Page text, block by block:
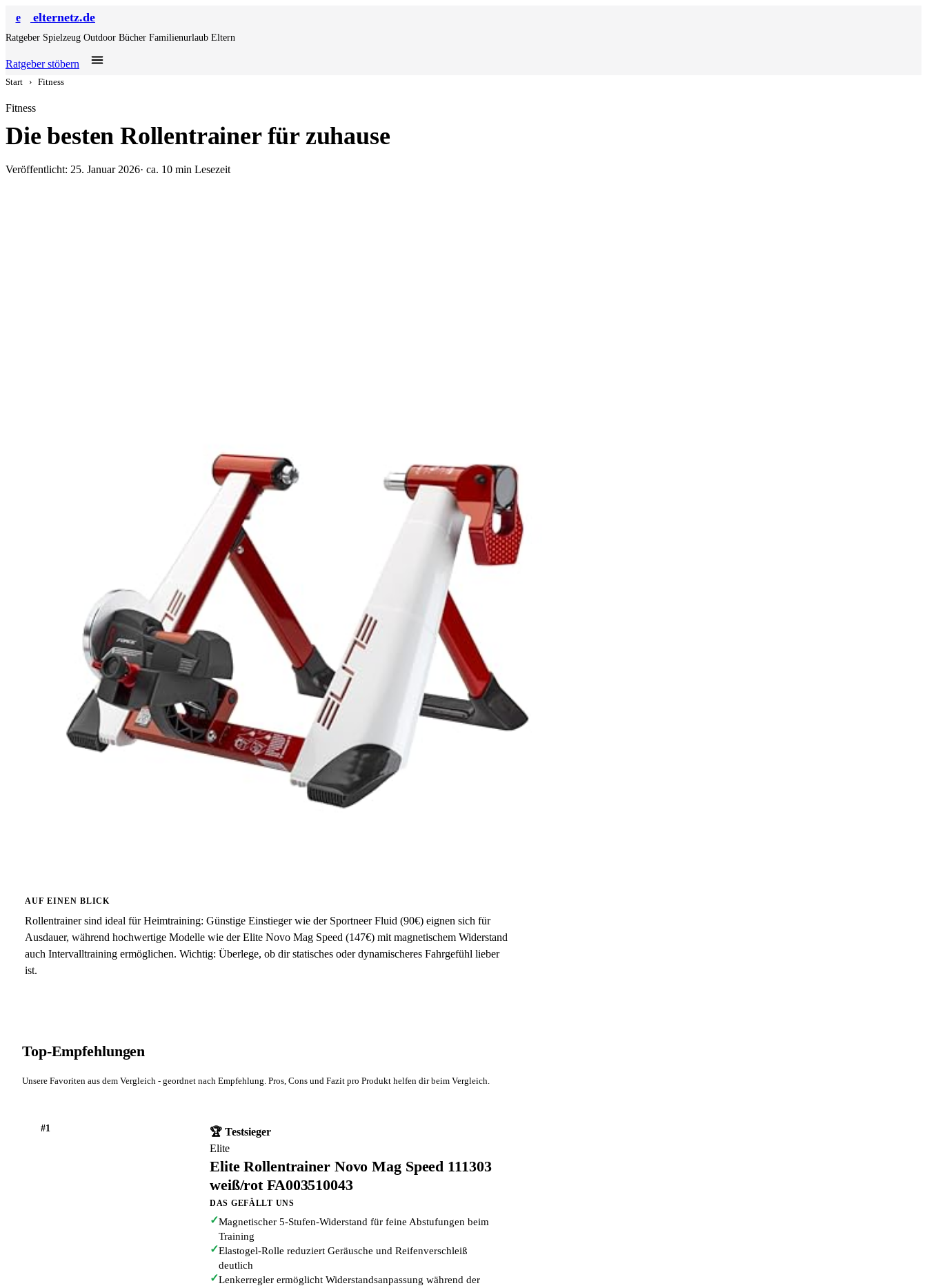
e elternetz.de
Ratgeber Spielzeug Outdoor Bücher Familienurlaub Eltern
Ratgeber stöbern
Start › Fitness
Fitness
Die besten Rollentrainer für zuhause
Veröffentlicht: 25. Januar 2026· ca. 10 min Lesezeit
AUF EINEN BLICK
Rollentrainer sind ideal für Heimtraining: Günstige Einstieger wie der Sportneer Fluid (90€) eignen sich für
Ausdauer, während hochwertige Modelle wie der Elite Novo Mag Speed (147€) mit magnetischem Widerstand
auch Intervalltraining ermöglichen. Wichtig: Überlege, ob dir statisches oder dynamischeres Fahrgefühl lieber
ist.
Top-Empfehlungen
Unsere Favoriten aus dem Vergleich - geordnet nach Empfehlung. Pros, Cons und Fazit pro Produkt helfen dir beim Vergleich.
#1
🏆 Testsieger
Elite
Elite Rollentrainer Novo Mag Speed 111303
weiß/rot FA003510043
DAS GEFÄLLT UNS
✓Magnetischer 5-Stufen-Widerstand für feine Abstufungen beim
Training
✓Elastogel-Rolle reduziert Geräusche und Reifenverschleiß
deutlich
✓Lenkerregler ermöglicht Widerstandsanpassung während der